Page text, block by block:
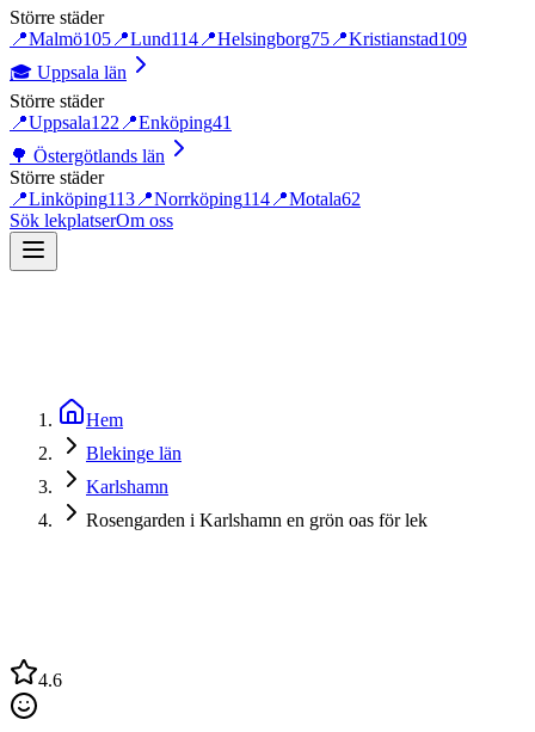
Större städer
📍Malmö105 📍Lund114 📍Helsingborg75 📍Kristianstad109
🎓 Uppsala län
Större städer
📍Uppsala122 📍Enköping41
🌳 Östergötlands län
Större städer
📍Linköping113 📍Norrköping114 📍Motala62
Sök lekplatserOm oss
Hem
Blekinge län
Karlshamn
Rosengarden i Karlshamn en grön oas för lek
4.6